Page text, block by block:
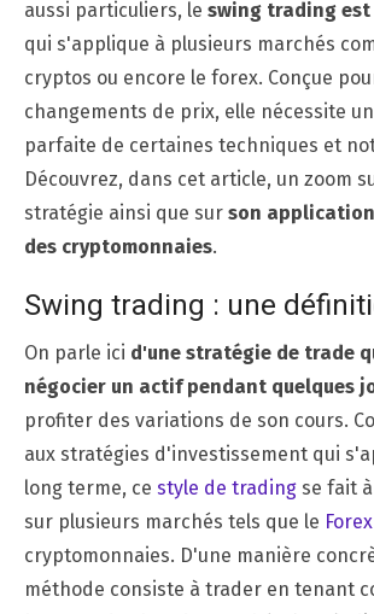
aussi particuliers, le swing trading
qui s'applique à plusieurs marchés
cryptos ou encore le forex. Conçue
changements de prix, elle nécessite
parfaite de certaines techniques et
Découvrez, dans cet article, un zoom
stratégie ainsi que sur son
des cryptomonnaies.
Swing trading : une
On parle ici d'une stratégie de trade
négocier un actif pendant quelques
profiter des variations de son cours.
aux stratégies d'investissement qui
long terme, ce style de trading se fait
sur plusieurs marchés tels que le Forex
cryptomonnaies. D'une manière
méthode consiste à trader en tenant